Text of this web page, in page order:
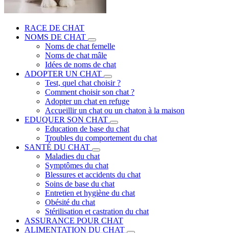
RACE DE CHAT
NOMS DE CHAT
Noms de chat femelle
Noms de chat mâle
Idées de noms de chat
ADOPTER UN CHAT
Test, quel chat choisir ?
Comment choisir son chat ?
Adopter un chat en refuge
Accueillir un chat ou un chaton à la maison
EDUQUER SON CHAT
Education de base du chat
Troubles du comportement du chat
SANTÉ DU CHAT
Maladies du chat
Symptômes du chat
Blessures et accidents du chat
Soins de base du chat
Entretien et hygiène du chat
Obésité du chat
Stérilisation et castration du chat
ASSURANCE POUR CHAT
ALIMENTATION DU CHAT